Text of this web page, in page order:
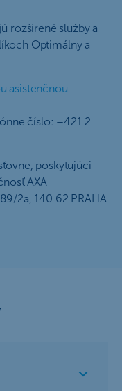
rozšírené služby a
Optimálny a
asistenčnou
číslo: +421 2
poskytujúci
AXA
2a, 140 62 PRAHA